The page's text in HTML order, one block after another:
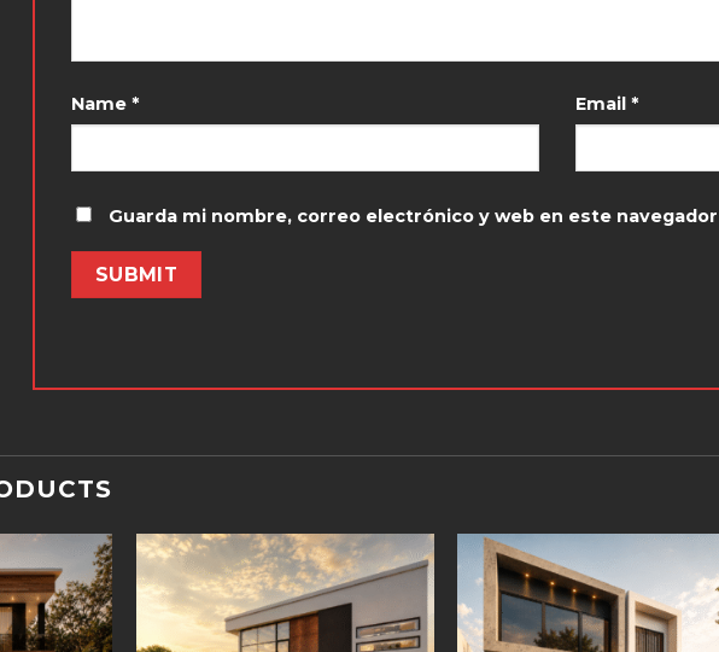
Name * Email *
Guarda mi nombre, correo electrónico y web en este